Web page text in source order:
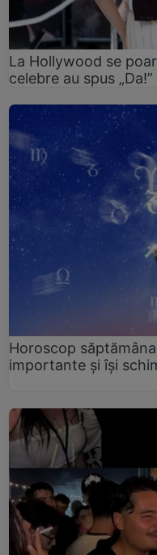
La Hollywood se
celebre au spus
Horoscop
importante și își